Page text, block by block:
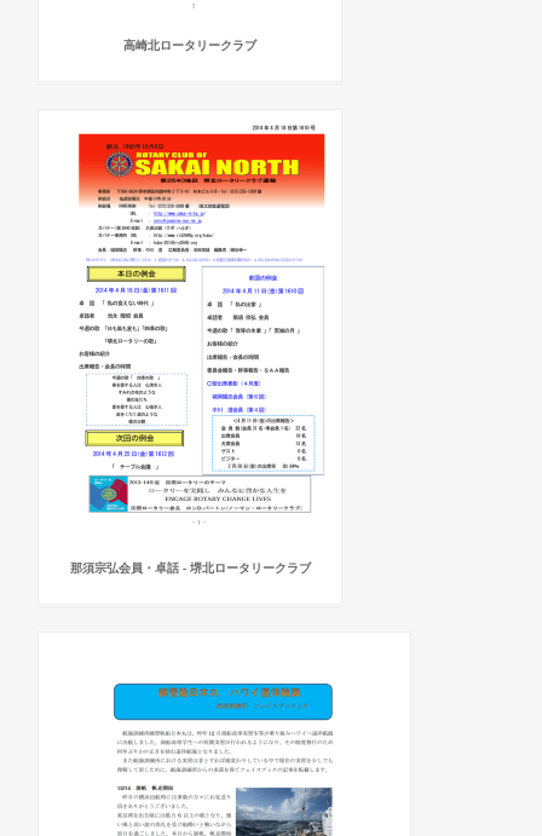
高崎北ロータリークラブ
那須宗弘会員・卓話 - 堺北ロータリークラブ